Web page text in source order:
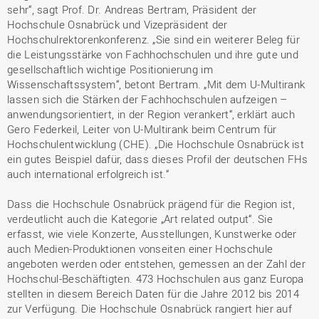
sehr“, sagt Prof. Dr. Andreas Bertram, Präsident der
Hochschule Osnabrück und Vizepräsident der
Hochschulrektorenkonferenz. „Sie sind ein weiterer Beleg für
die Leistungsstärke von Fachhochschulen und ihre gute und
gesellschaftlich wichtige Positionierung im
Wissenschaftssystem“, betont Bertram. „Mit dem U-Multirank
lassen sich die Stärken der Fachhochschulen aufzeigen –
anwendungsorientiert, in der Region verankert“, erklärt auch
Gero Federkeil, Leiter von U-Multirank beim Centrum für
Hochschulentwicklung (CHE). „Die Hochschule Osnabrück ist
ein gutes Beispiel dafür, dass dieses Profil der deutschen FHs
auch international erfolgreich ist.“
Dass die Hochschule Osnabrück prägend für die Region ist,
verdeutlicht auch die Kategorie „Art related output“. Sie
erfasst, wie viele Konzerte, Ausstellungen, Kunstwerke oder
auch Medien-Produktionen vonseiten einer Hochschule
angeboten werden oder entstehen, gemessen an der Zahl der
Hochschul-Beschäftigten. 473 Hochschulen aus ganz Europa
stellten in diesem Bereich Daten für die Jahre 2012 bis 2014
zur Verfügung. Die Hochschule Osnabrück rangiert hier auf